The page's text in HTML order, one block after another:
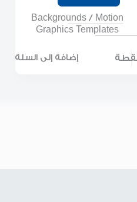
Backgrounds/ Motion
Graphics Templates
إضافة إلى السلة